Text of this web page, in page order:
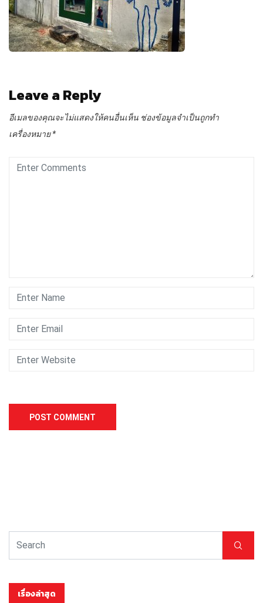
Leave a Reply
อีเมลของคุณจะไม่แสดงให้คนอื่นเห็น ช่องข้อมูลจำเป็นถูกทำ
เครื่องหมาย*
เรื่องล่าสุด